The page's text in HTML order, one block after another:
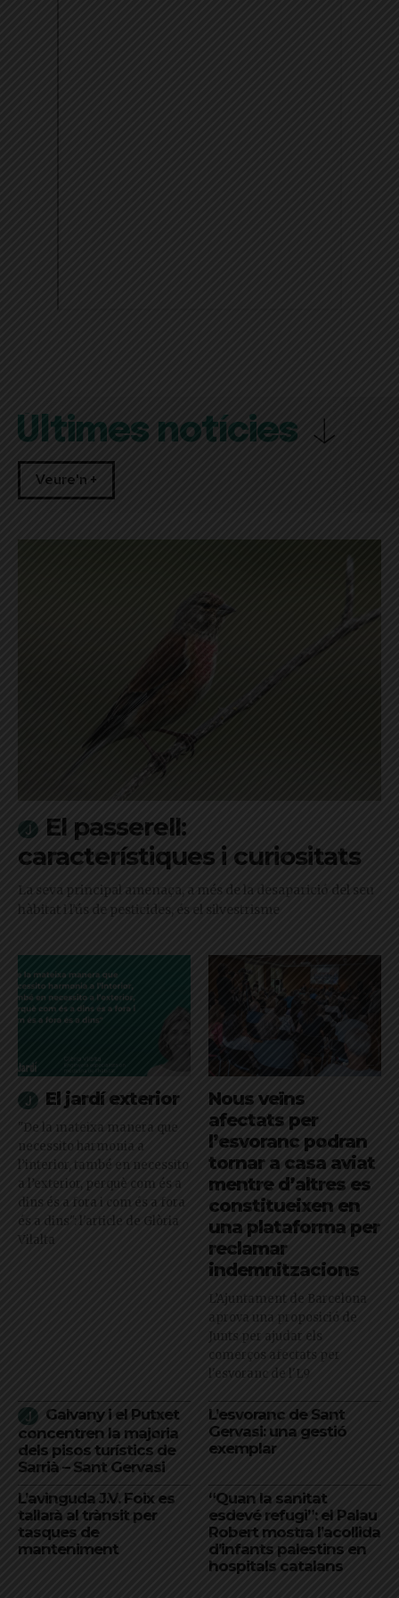
Últimes notícies
Veure'n +
El passerell:
característiques i curiositats
La seva principal amenaça, a més de la desaparició del seu
hàbitat i l'ús de pesticides, és el silvestrisme
El jardí exterior
"De la mateixa manera que
necessito harmonia a
l’interior, també en necessito
a l’exterior, perquè com és a
dins és a fora i com és a fora
és a dins": l'article de Glòria
Vilalta
Nous veïns
afectats per
l’esvoranc podran
tornar a casa aviat
mentre d’altres es
constitueixen en
una plataforma per
reclamar
indemnitzacions
L’Ajuntament de Barcelona
aprova una proposició de
Junts per ajudar els
comerços afectats per
l'esvoranc de l'L9
Galvany i el Putxet
concentren la majoria
dels pisos turístics de
Sarrià – Sant Gervasi
L’esvoranc de Sant
Gervasi: una gestió
exemplar
L’avinguda J.V. Foix es
tallarà al trànsit per
tasques de
manteniment
“Quan la sanitat
esdevé refugi”: el Palau
Robert mostra l’acollida
d’infants palestins en
hospitals catalans